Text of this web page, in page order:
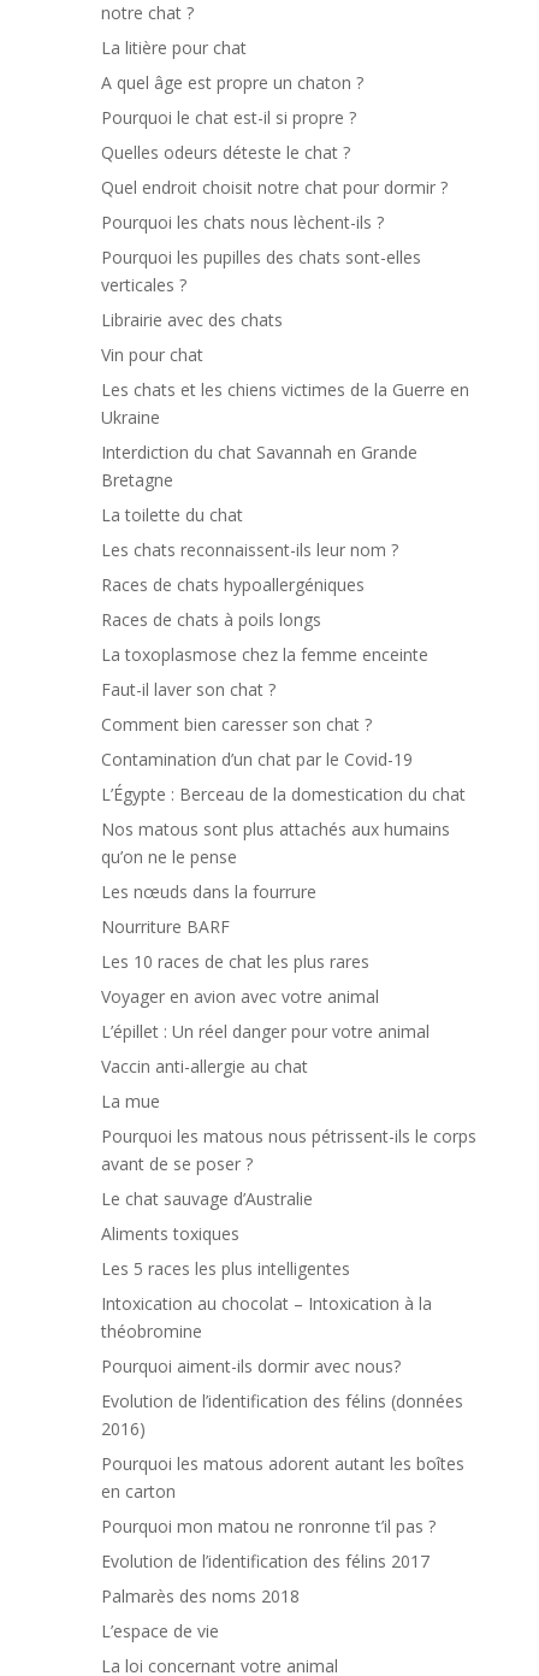
notre chat ?
La litière pour chat
A quel âge est propre un chaton ?
Pourquoi le chat est-il si propre ?
Quelles odeurs déteste le chat ?
Quel endroit choisit notre chat pour dormir ?
Pourquoi les chats nous lèchent-ils ?
Pourquoi les pupilles des chats sont-elles
verticales ?
Librairie avec des chats
Vin pour chat
Les chats et les chiens victimes de la Guerre en
Ukraine
Interdiction du chat Savannah en Grande
Bretagne
La toilette du chat
Les chats reconnaissent-ils leur nom ?
Races de chats hypoallergéniques
Races de chats à poils longs
La toxoplasmose chez la femme enceinte
Faut-il laver son chat ?
Comment bien caresser son chat ?
Contamination d’un chat par le Covid-19
L’Égypte : Berceau de la domestication du chat
Nos matous sont plus attachés aux humains
qu’on ne le pense
Les nœuds dans la fourrure
Nourriture BARF
Les 10 races de chat les plus rares
Voyager en avion avec votre animal
L’épillet : Un réel danger pour votre animal
Vaccin anti-allergie au chat
La mue
Pourquoi les matous nous pétrissent-ils le corps
avant de se poser ?
Le chat sauvage d’Australie
Aliments toxiques
Les 5 races les plus intelligentes
Intoxication au chocolat – Intoxication à la
théobromine
Pourquoi aiment-ils dormir avec nous?
Evolution de l’identification des félins (données
2016)
Pourquoi les matous adorent autant les boîtes
en carton
Pourquoi mon matou ne ronronne t’il pas ?
Evolution de l’identification des félins 2017
Palmarès des noms 2018
L’espace de vie
La loi concernant votre animal